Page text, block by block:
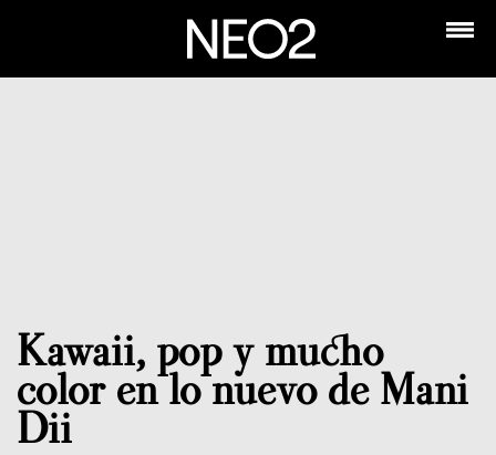
Kawaii, pop y mucho
color en lo nuevo de Mani
Dii